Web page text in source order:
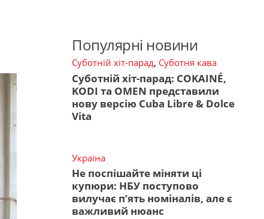
Популярні новини
Суботній хіт-парад, Суботня кава
Суботній хіт-парад: COKAINÉ,
KODI та OMEN представили
нову версію Cuba Libre & Dolce
Vita
Україна
Не поспішайте міняти ці
купюри: НБУ поступово
вилучає п’ять номіналів, але є
важливий нюанс